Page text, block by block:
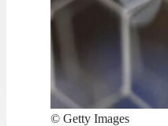
© Getty Images